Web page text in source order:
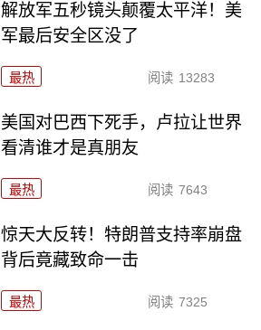
解放军五秒镜头颠覆太平洋！美
军最后安全区没了
最热 阅读 13283
美国对巴西下死手，卢拉让世界
看清谁才是真朋友
最热 阅读 7643
惊天大反转！特朗普支持率崩盘
背后竟藏致命一击
最热 阅读 7325